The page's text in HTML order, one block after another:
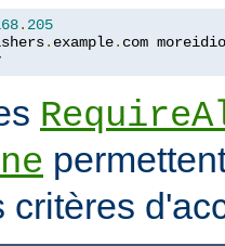
. 205
. example. com
critères